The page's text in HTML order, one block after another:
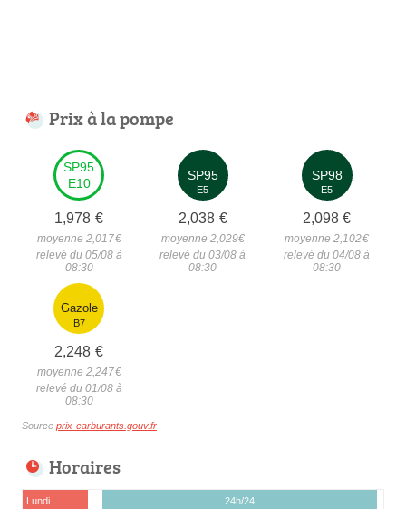
Prix à la pompe
SP95
E10
1,978 €
moyenne 2,017€
relevé du 05/08 à
08:30
SP95
E5
2,038 €
moyenne 2,029€
relevé du 03/08 à
08:30
SP98
E5
2,098 €
moyenne 2,102€
relevé du 04/08 à
08:30
Gazole
B7
2,248 €
moyenne 2,247€
relevé du 01/08 à
08:30
Source prix-carburants.gouv.fr
Horaires
Lundi
24h/24